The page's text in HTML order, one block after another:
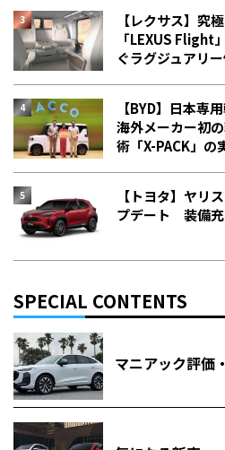
【レクサス】究
「LEXUS
ぐラグジュアリ
【BYD】日本専
海外メーカー初
術「X-PACK」の
【トヨタ】ヤリ
プデート 装備充
SPECIAL CONTENTS
マニアック評価